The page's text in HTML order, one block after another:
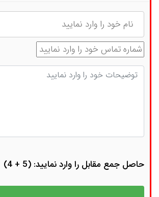
نام
شماره تماس
توضیحات
حاصل جمع مقابل را وارد نمایید: (5 + 4)